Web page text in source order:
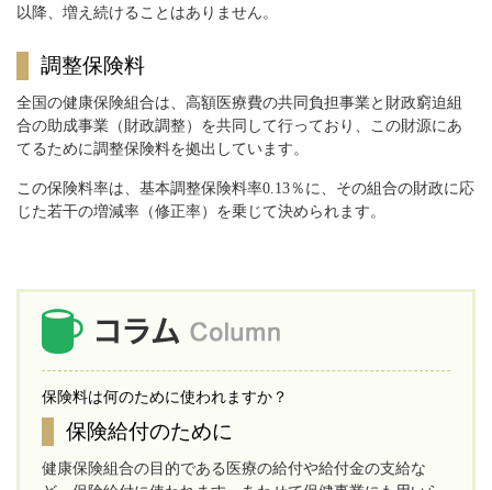
以降、増え続けることはありません。
調整保険料
全国の健康保険組合は、高額医療費の共同負担事業と財政窮迫組
合の助成事業（財政調整）を共同して行っており、この財源にあ
てるために調整保険料を拠出しています。
この保険料率は、基本調整保険料率0.13％に、その組合の財政に応
じた若干の増減率（修正率）を乗じて決められます。
保険料は何のために使われますか？
保険給付のために
健康保険組合の目的である医療の給付や給付金の支給な